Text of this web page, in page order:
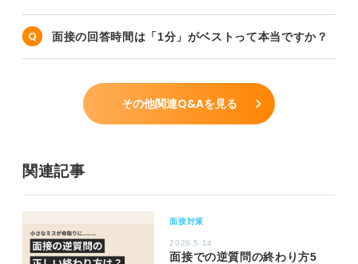
面接の回答時間は「1分」がベストって本当ですか？
その他関連Q&Aを見る
関連記事
面接対策
2026.5.14
面接での逆質問の終わり方5